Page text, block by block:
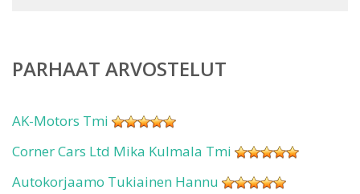
PARHAAT ARVOSTELUT
AK-Motors Tmi
Corner Cars Ltd Mika Kulmala Tmi
Autokorjaamo Tukiainen Hannu